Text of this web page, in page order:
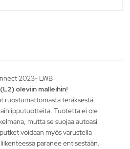
2023- LWB
oleviin malleihin!
ruostumattomasta teräksestä
Tuotetta ei ole
mutta se suojaa autoasi
voidaan myös varustella
paranee entisestään.